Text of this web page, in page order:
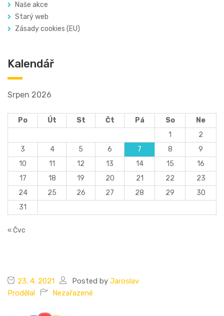
Naše akce
Starý web
Zásady cookies (EU)
Kalendář
Srpen 2026
Po Út St Čt Pá So
Ne
1
2
3
4 5 6 7 8
9
10
11 12 13 14 15
16
17
18 19 20 21 22
23
24
25 26 27 28 29
30
31
« Čvc
23. 4. 2021 Posted by Jaroslav
Prodělal
Nezařazené